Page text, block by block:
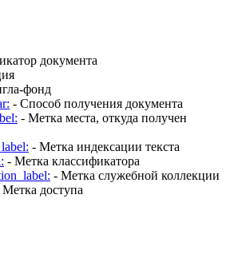
документа
фонд
- Способ получения документа
- Метка места, откуда получен
- Метка индексации текста
- Метка классификатора
- Метка служебной коллекции
Метка доступа